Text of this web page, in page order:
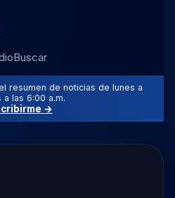
Buscar
resumen de noticias de lunes a
a las 6:00 a.m.
→